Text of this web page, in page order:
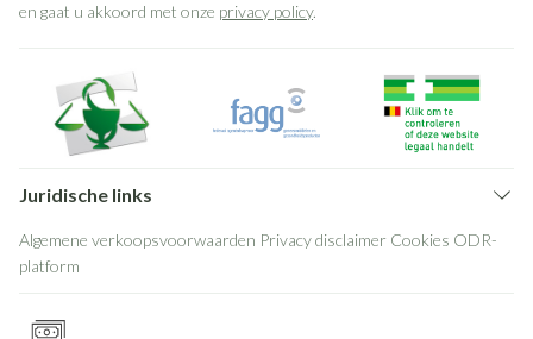
en gaat u akkoord met onze privacy policy.
Juridische links
Algemene verkoopsvoorwaarden Privacy disclaimer Cookies ODR-
platform